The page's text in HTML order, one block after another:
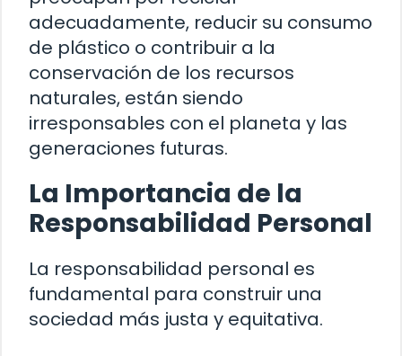
adecuadamente, reducir su consumo
de plástico o contribuir a la
conservación de los recursos
naturales, están siendo
irresponsables con el planeta y las
generaciones futuras.
La Importancia de la
Responsabilidad Personal
La responsabilidad personal es
fundamental para construir una
sociedad más justa y equitativa.